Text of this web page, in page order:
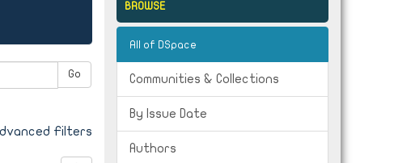
Go
Filters
BROWSE
All of DSpace
Communities & Collections
By Issue Date
Authors